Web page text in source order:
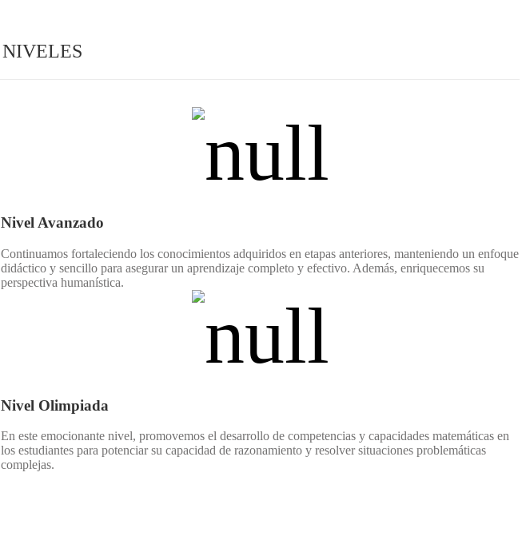
NIVELES
Nivel Avanzado
Continuamos fortaleciendo los conocimientos adquiridos en etapas anteriores, manteniendo un enfoque
didáctico y sencillo para asegurar un aprendizaje completo y efectivo. Además, enriquecemos su
perspectiva humanística.
Nivel Olimpiada
En este emocionante nivel, promovemos el desarrollo de competencias y capacidades matemáticas en
los estudiantes para potenciar su capacidad de razonamiento y resolver situaciones problemáticas
complejas.